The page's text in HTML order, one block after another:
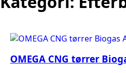
OMEGA CNG tørrer